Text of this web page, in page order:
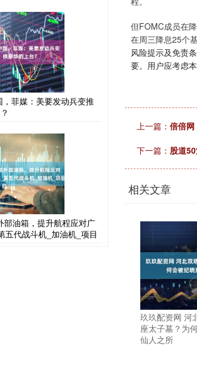
但FOMC成员在
在周三降息25个
风险提示及免责
要。用户应考虑
上一篇： 倍倍
下一篇： 股道
相关文章
玖玖配资网 河
座太子墓？为
仙人之所
菲媒：美要发动兵变推
油箱，提升航程应对广
五代战斗机_加油机_项目